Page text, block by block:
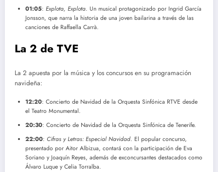
01:05: Explota, Explota. Un musical protagonizado por Ingrid García
Jonsson, que narra la historia de una joven bailarina a través de las
canciones de Raffaella Carrà.
La 2 de TVE
La 2 apuesta por la música y los concursos en su programación
navideña:
12:20: Concierto de Navidad de la Orquesta Sinfónica RTVE desde
el Teatro Monumental.
20:30: Concierto de Navidad de la Orquesta Sinfónica de Tenerife.
22:00: Cifras y Letras: Especial Navidad. El popular concurso,
presentado por Aitor Albizua, contará con la participación de Eva
Soriano y Joaquín Reyes, además de exconcursantes destacados como
Álvaro Luque y Celia Torralba.